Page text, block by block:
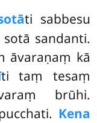
ti sabbesu
sandanti.
āvaraṇaṃ kā
ti taṃ tesaṃ
brūhi.
Kena